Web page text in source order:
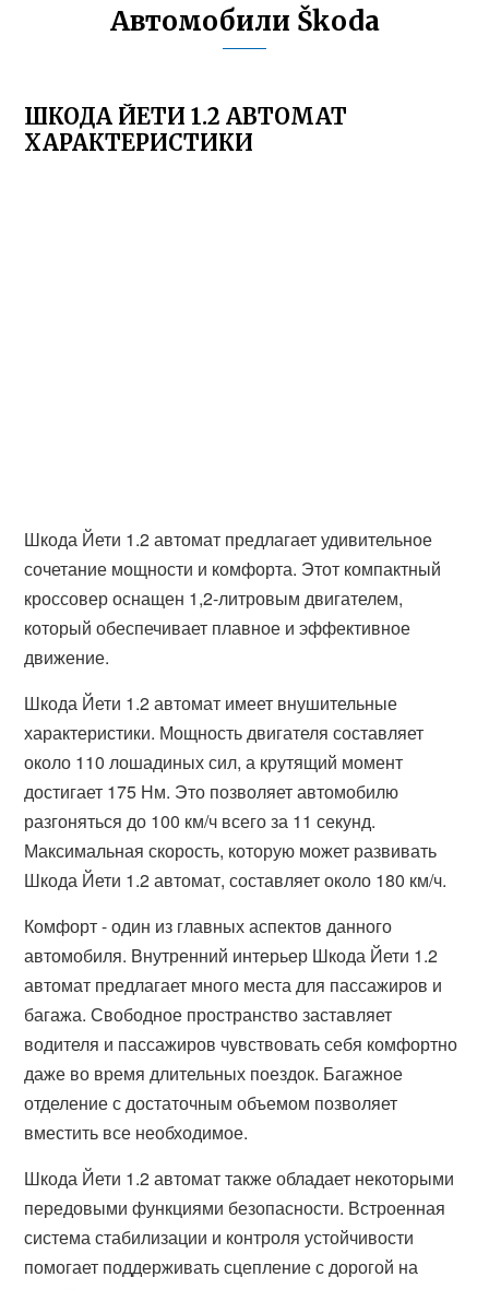
Автомобили Škoda
ШКОДА ЙЕТИ 1.2 АВТОМАТ
ХАРАКТЕРИСТИКИ
Шкода Йети 1.2 автомат предлагает удивительное
сочетание мощности и комфорта. Этот компактный
кроссовер оснащен 1,2-литровым двигателем,
который обеспечивает плавное и эффективное
движение.
Шкода Йети 1.2 автомат имеет внушительные
характеристики. Мощность двигателя составляет
около 110 лошадиных сил, а крутящий момент
достигает 175 Нм. Это позволяет автомобилю
разгоняться до 100 км/ч всего за 11 секунд.
Максимальная скорость, которую может развивать
Шкода Йети 1.2 автомат, составляет около 180 км/ч.
Комфорт - один из главных аспектов данного
автомобиля. Внутренний интерьер Шкода Йети 1.2
автомат предлагает много места для пассажиров и
багажа. Свободное пространство заставляет
водителя и пассажиров чувствовать себя комфортно
даже во время длительных поездок. Багажное
отделение с достаточным объемом позволяет
вместить все необходимое.
Шкода Йети 1.2 автомат также обладает некоторыми
передовыми функциями безопасности. Встроенная
система стабилизации и контроля устойчивости
помогает поддерживать сцепление с дорогой на